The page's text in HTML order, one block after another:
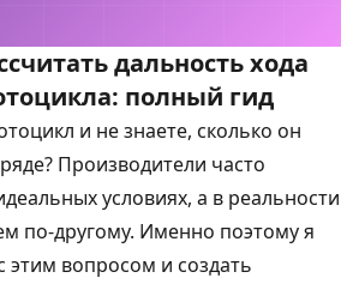
дальность хода
полный гид
и не знаете, сколько он
Производители часто
условиях, а в реальности
по-другому. Именно поэтому я
этим вопросом и создать